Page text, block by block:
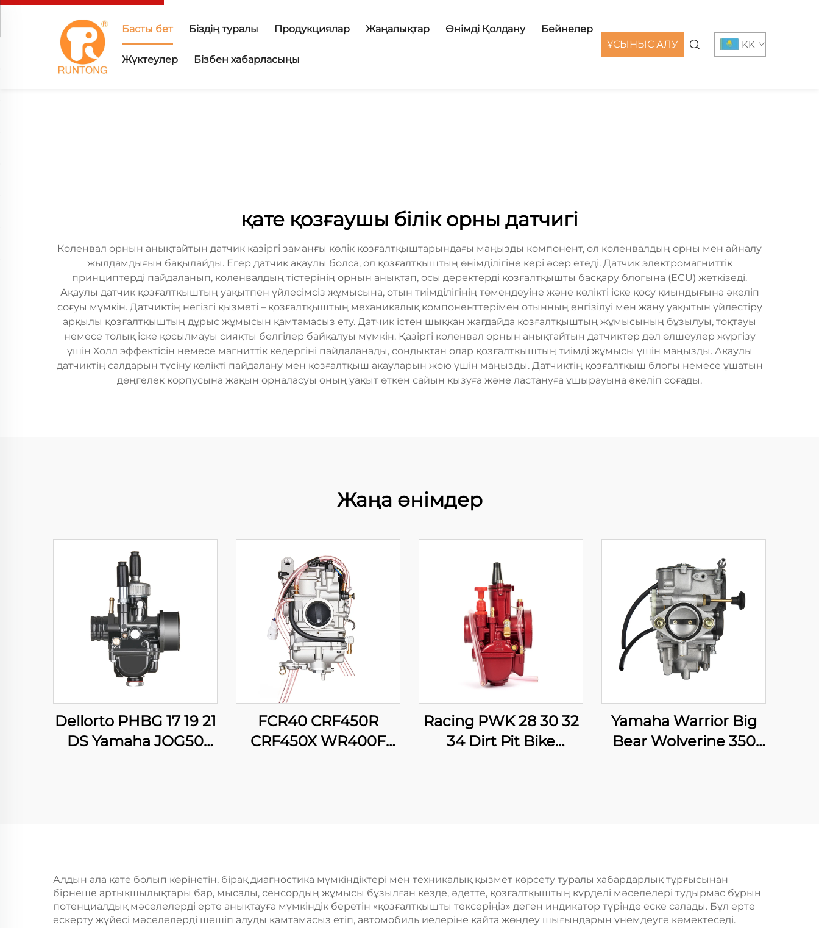
Басты бет Біздің туралы Продукциялар Жаңалықтар Өнімді Қолдану Бейнелер
Жүктеулер Бізбен хабарласыңы
ҰСЫНЫС АЛУ KK
қате қозғаушы білік орны датчигі
Коленвал орнын анықтайтын датчик қазіргі заманғы көлік қозғалтқыштарындағы маңызды компонент, ол коленвалдың орны мен айналу
жылдамдығын бақылайды. Егер датчик ақаулы болса, ол қозғалтқыштың өнімділігіне кері әсер етеді. Датчик электромагниттік
принциптерді пайдаланып, коленвалдың тістерінің орнын анықтап, осы деректерді қозғалтқышты басқару блогына (ECU) жеткізеді.
Ақаулы датчик қозғалтқыштың уақытпен үйлесімсіз жұмысына, отын тиімділігінің төмендеуіне және көлікті іске қосу қиындығына әкеліп
соғуы мүмкін. Датчиктің негізгі қызметі – қозғалтқыштың механикалық компоненттерімен отынның енгізілуі мен жану уақытын үйлестіру
арқылы қозғалтқыштың дұрыс жұмысын қамтамасыз ету. Датчик істен шыққан жағдайда қозғалтқыштың жұмысының бұзылуы, тоқтауы
немесе толық іске қосылмауы сияқты белгілер байқалуы мүмкін. Қазіргі коленвал орнын анықтайтын датчиктер дәл өлшеулер жүргізу
үшін Холл эффектісін немесе магниттік кедергіні пайдаланады, сондықтан олар қозғалтқыштың тиімді жұмысы үшін маңызды. Ақаулы
датчиктің салдарын түсіну көлікті пайдалану мен қозғалтқыш ақауларын жою үшін маңызды. Датчиктің қозғалтқыш блогы немесе ұшатын
дөңгелек корпусына жақын орналасуы оның уақыт өткен сайын қызуға және ластануға ұшырауына әкеліп соғады.
Жаңа өнімдер
Dellorto PHBG 17 19 21
DS Yamaha JOG50
FCR40 CRF450R
CRF450X WR400F
Racing PWK 28 30 32
34 Dirt Pit Bike
Yamaha Warrior Big
Bear Wolverine 350
Алдын ала қате болып көрінетін, бірақ диагностика мүмкіндіктері мен техникалық қызмет көрсету туралы хабардарлық тұрғысынан
бірнеше артықшылықтары бар, мысалы, сенсордың жұмысы бұзылған кезде, әдетте, қозғалтқыштың күрделі мәселелері тудырмас бұрын
потенциалдық мәселелерді ерте анықтауға мүмкіндік беретін «қозғалтқышты тексеріңіз» деген индикатор түрінде еске салады. Бұл ерте
ескерту жүйесі мәселелерді шешіп алуды қамтамасыз етіп, автомобиль иелеріне қайта жөндеу шығындарын үнемдеуге көмектеседі.